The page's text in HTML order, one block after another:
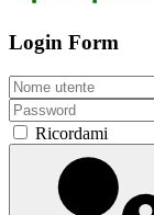
Login Form
Ricordami